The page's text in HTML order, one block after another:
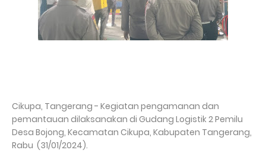
Cikupa, Tangerang - Kegiatan pengamanan dan
pemantauan dilaksanakan di Gudang Logistik 2 Pemilu
Desa Bojong, Kecamatan Cikupa, Kabupaten Tangerang,
Rabu (31/01/2024).